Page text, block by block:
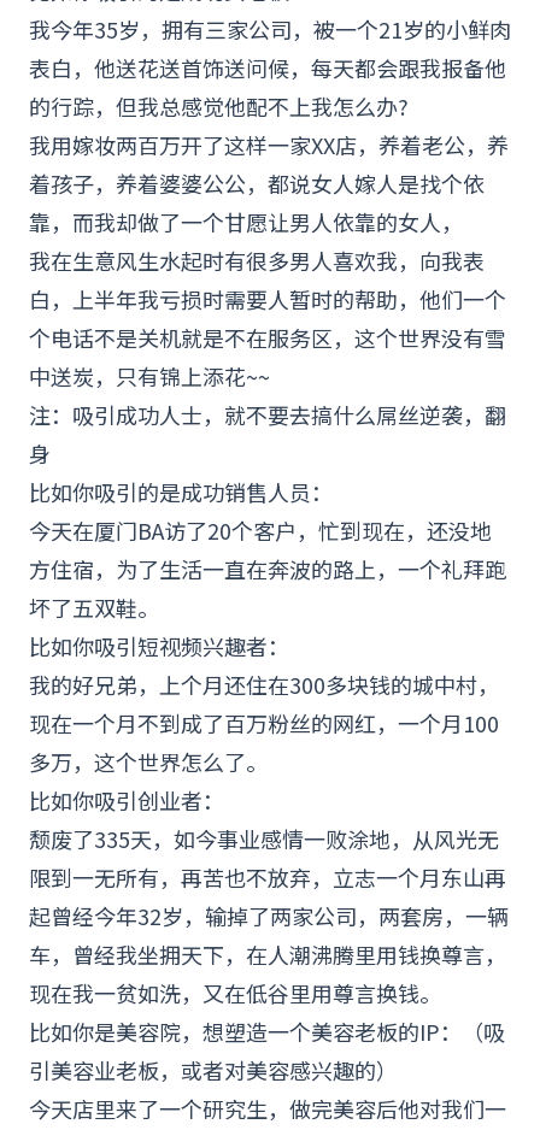
我今年35岁，拥有三家公司，被一个21岁的小鲜肉
表白，他送花送首饰送问候，每天都会跟我报备他
的行踪，但我总感觉他配不上我怎么办?
我用嫁妆两百万开了这样一家XX店，养着老公，养
着孩子，养着婆婆公公，都说女人嫁人是找个依
靠，而我却做了一个甘愿让男人依靠的女人，
我在生意风生水起时有很多男人喜欢我，向我表
白，上半年我亏损时需要人暂时的帮助，他们一个
个电话不是关机就是不在服务区，这个世界没有雪
中送炭，只有锦上添花~~
注：吸引成功人士，就不要去搞什么屌丝逆袭，翻
身
比如你吸引的是成功销售人员：
今天在厦门BA访了20个客户，忙到现在，还没地
方住宿，为了生活一直在奔波的路上，一个礼拜跑
坏了五双鞋。
比如你吸引短视频兴趣者：
我的好兄弟，上个月还住在300多块钱的城中村，
现在一个月不到成了百万粉丝的网红，一个月100
多万，这个世界怎么了。
比如你吸引创业者：
颓废了335天，如今事业感情一败涂地，从风光无
限到一无所有，再苦也不放弃，立志一个月东山再
起曾经今年32岁，输掉了两家公司，两套房，一辆
车，曾经我坐拥天下，在人潮沸腾里用钱换尊言，
现在我一贫如洗，又在低谷里用尊言换钱。
比如你是美容院，想塑造一个美容老板的IP：（吸
引美容业老板，或者对美容感兴趣的）
今天店里来了一个研究生，做完美容后他对我们一